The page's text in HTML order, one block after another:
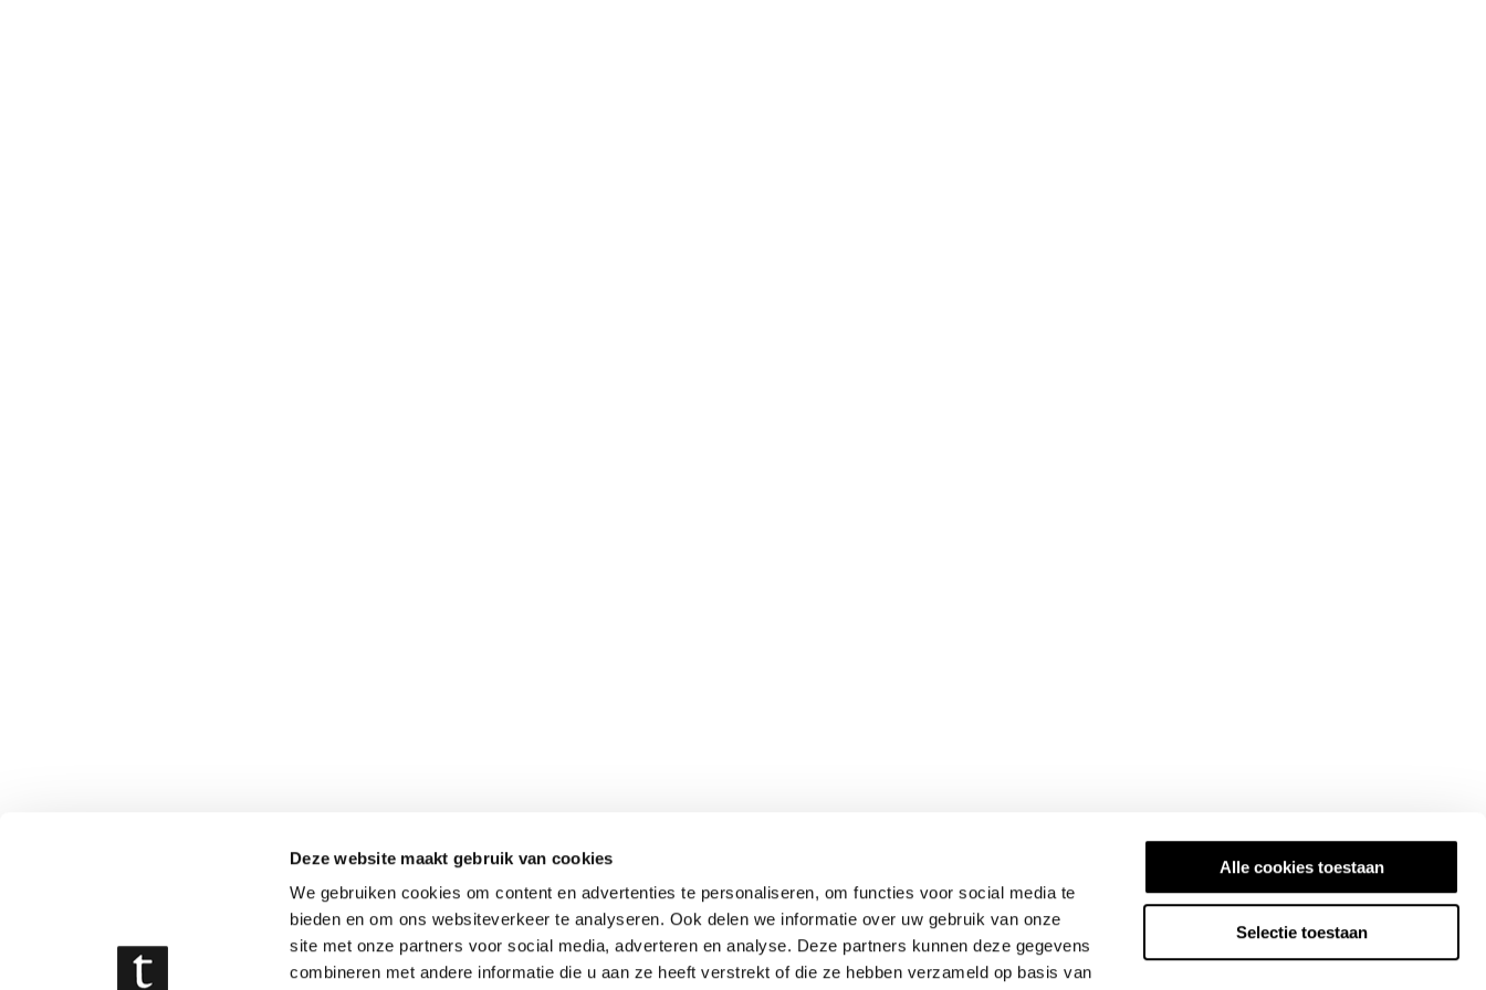
Deze website maakt gebruik van cookies
We gebruiken cookies om content en advertenties te personaliseren, om functies voor social media te
bieden en om ons websiteverkeer te analyseren. Ook delen we informatie over uw gebruik van onze
site met onze partners voor social media, adverteren en analyse. Deze partners kunnen deze gegevens
combineren met andere informatie die u aan ze heeft verstrekt of die ze hebben verzameld op basis van
Alle cookies toestaan
Selectie toestaan